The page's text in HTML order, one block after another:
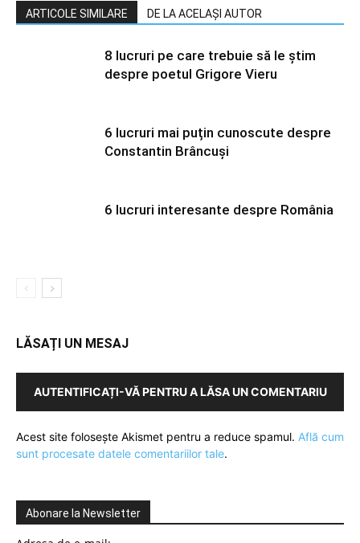
ARTICOLE SIMILARE DE LA ACELAȘI AUTOR
8 lucruri pe care trebuie să le știm
despre poetul Grigore Vieru
6 lucruri mai puțin cunoscute despre
Constantin Brâncuși
6 lucruri interesante despre România
LĂSAȚI UN MESAJ
AUTENTIFICAȚI-VĂ PENTRU A LĂSA UN COMENTARIU
Acest site folosește Akismet pentru a reduce spamul. Află cum
sunt procesate datele comentariilor tale.
Abonare la Newsletter